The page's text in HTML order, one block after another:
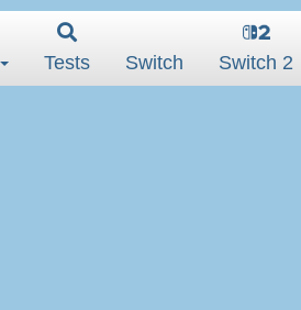
Tests Switch Switch 2